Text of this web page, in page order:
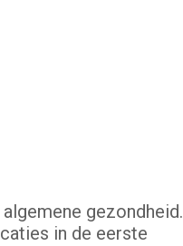
gezondheid.
in de eerste